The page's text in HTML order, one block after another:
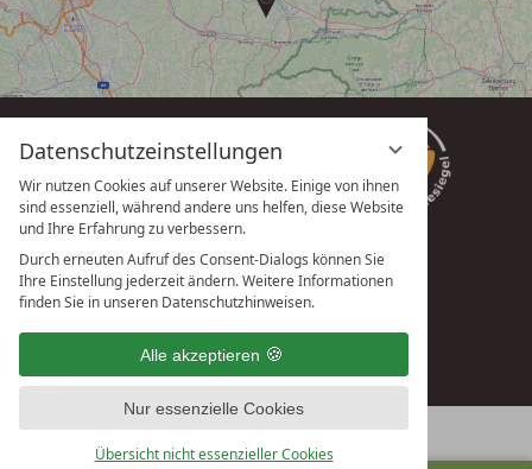
Datenschutzeinstellungen
Wir nutzen Cookies auf unserer Website. Einige von ihnen
sind essenziell, während andere uns helfen, diese Website
und Ihre Erfahrung zu verbessern.
Durch erneuten Aufruf des Consent-Dialogs können Sie
Ihre Einstellung jederzeit ändern. Weitere Informationen
finden Sie in unseren Datenschutzhinweisen.
Alle akzeptieren
Nur essenzielle Cookies
Übersicht nicht essenzieller Cookies
vioma GmbH